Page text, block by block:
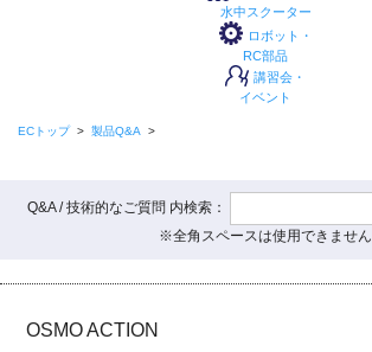
水中スクーター
ロボット・
RC部品
講習会・
イベント
ECトップ> 製品Q&A >
Q&A / 技術的なご質問 内検索：
※全角スペースは使用できません
OSMO ACTION